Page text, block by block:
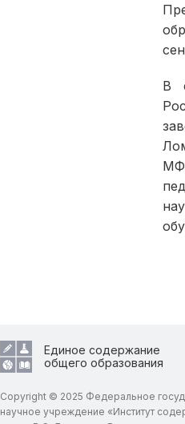
В
Единое содержание
общего образования
Copyright © 2025 Федеральное
научное учреждение «Институт